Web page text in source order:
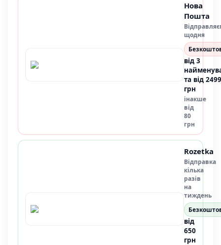
Нова
Пошта
щодня
від 3
та від 2499
грн
інакше
від
80
грн
Rozetka
Відправка
кілька
разів
на
тиждень
від
650
грн